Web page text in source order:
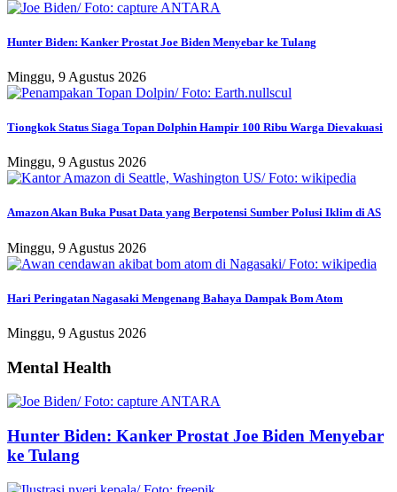
Hunter Biden: Kanker Prostat Joe Biden Menyebar ke Tulang
Minggu, 9 Agustus 2026
Tiongkok Status Siaga Topan Dolphin Hampir 100 Ribu Warga Dievakuasi
Minggu, 9 Agustus 2026
Amazon Akan Buka Pusat Data yang Berpotensi Sumber Polusi Iklim di AS
Minggu, 9 Agustus 2026
Hari Peringatan Nagasaki Mengenang Bahaya Dampak Bom Atom
Minggu, 9 Agustus 2026
Mental Health
Hunter Biden: Kanker Prostat Joe Biden Menyebar
ke Tulang